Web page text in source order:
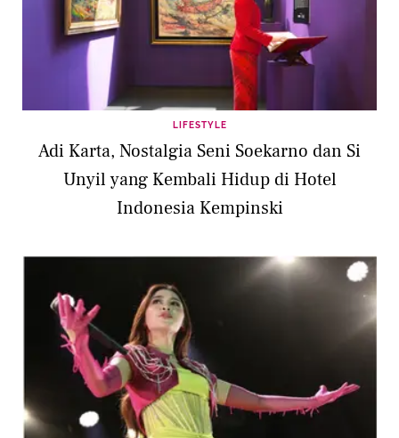
LIFESTYLE
Adi Karta, Nostalgia Seni Soekarno dan Si
Unyil yang Kembali Hidup di Hotel
Indonesia Kempinski